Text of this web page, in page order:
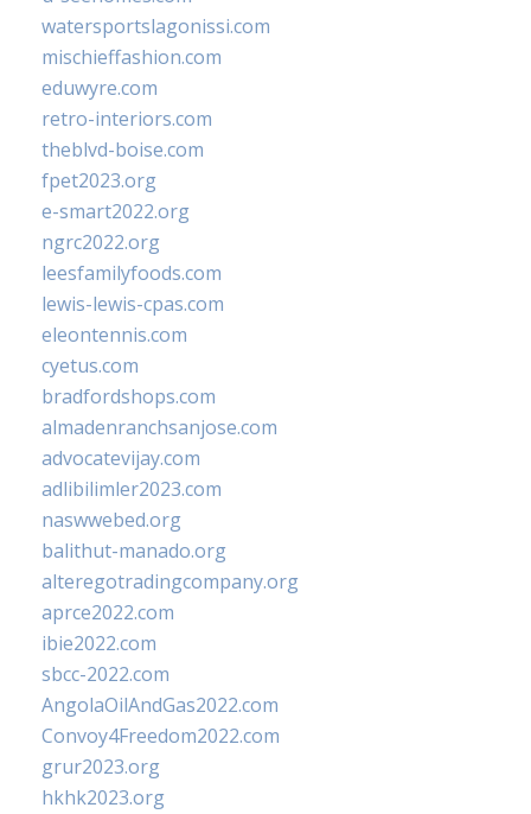
watersportslagonissi.com
mischieffashion.com
eduwyre.com
retro-interiors.com
theblvd-boise.com
fpet2023.org
e-smart2022.org
ngrc2022.org
leesfamilyfoods.com
lewis-lewis-cpas.com
eleontennis.com
cyetus.com
bradfordshops.com
almadenranchsanjose.com
advocatevijay.com
adlibilimler2023.com
naswwebed.org
balithut-manado.org
alteregotradingcompany.org
aprce2022.com
ibie2022.com
sbcc-2022.com
AngolaOilAndGas2022.com
Convoy4Freedom2022.com
grur2023.org
hkhk2023.org